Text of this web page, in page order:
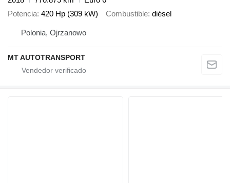
Potencia 420 Hp (309 kW) Combustible diésel
Polonia, Ojrzanowo
MT AUTOTRANSPORT